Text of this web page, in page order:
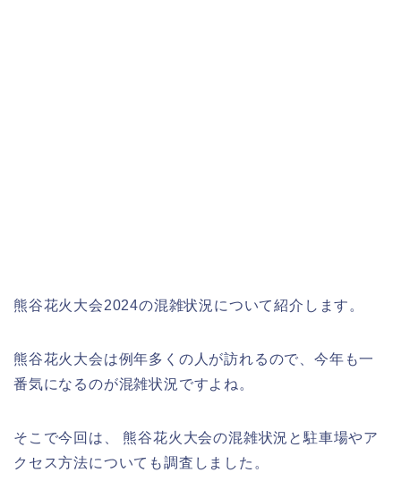
熊谷花火大会2024の混雑状況について紹介します。
熊谷花火大会は例年多くの人が訪れるので、今年も一
番気になるのが混雑状況ですよね。
そこで今回は、 熊谷花火大会の混雑状況と駐車場やア
クセス方法についても調査しました。